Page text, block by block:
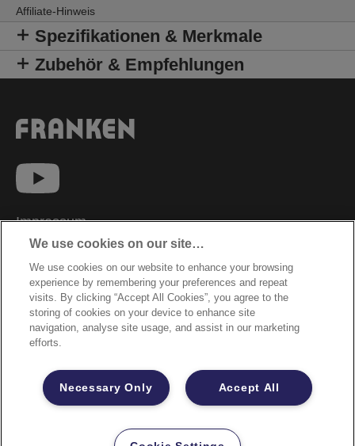
Affiliate-Hinweis
Spezifikationen & Merkmale
Zubehör & Empfehlungen
Impressum
Datenschutzhinweise
Datenzugriffsberechtigung
Sicherheitsdatenblätter
Cookie Richtlinie
Rechtliche Hinweise
Garantiebestimmungen
Site Map
©2026 ACCO Brands
We use cookies on our site…
We use cookies on our website to enhance your browsing
experience by remembering your preferences and repeat
visits. By clicking “Accept All Cookies”, you agree to the
storing of cookies on your device to enhance site
navigation, analyse site usage, and assist in our marketing
efforts.
Accept All
Necessary Only